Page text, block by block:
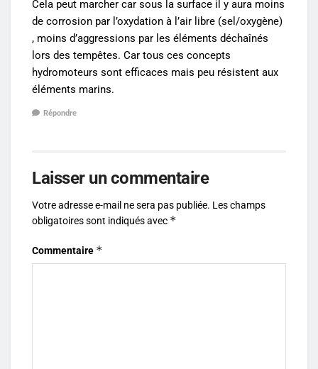
Cela peut marcher car sous la surface il y aura moins
de corrosion par l’oxydation à l’air libre (sel/oxygène)
, moins d’aggressions par les éléments déchaînés
lors des tempêtes. Car tous ces concepts
hydromoteurs sont efficaces mais peu résistent aux
éléments marins.
Répondre
Laisser un commentaire
Votre adresse e-mail ne sera pas publiée. Les champs
obligatoires sont indiqués avec *
Commentaire *